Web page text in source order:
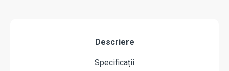
Descriere
Specificații